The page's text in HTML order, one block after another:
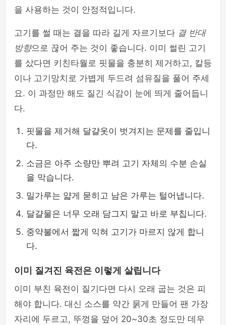
을 사용하는 것이 안정적입니다.
고기를 썰 때는 결을 따라 길게 자르기보다 결 반대
방향으로 끊어 주는 것이 좋습니다. 이미 썰린 고기
를 샀다면 키친타월로 핏물을 충분히 제거하고, 칼등
이나 고기망치로 가볍게 두드려 섬유질을 풀어 주세
요. 이 과정만 해도 질긴 식감이 눈에 띄게 줄어듭니
다.
핏물을 제거해 달걀옷이 벗겨지는 문제를 줄입니
다.
소금은 아주 소량만 뿌려 고기 자체의 수분 손실
을 막습니다.
밀가루는 얇게 묻히고 남은 가루는 털어냅니다.
달걀물은 너무 오래 담그지 말고 바로 부칩니다.
중약불에서 짧게 익혀 고기가 마르지 않게 합니
다.
이미 질겨진 육전은 이렇게 살립니다
이미 부친 육전이 질기다면 다시 오래 굽는 것은 피
해야 합니다. 대신 소스를 약간 묽게 만들어 팬 가장
자리에 두르고, 뚜껑을 덮어 20~30초 정도만 데우